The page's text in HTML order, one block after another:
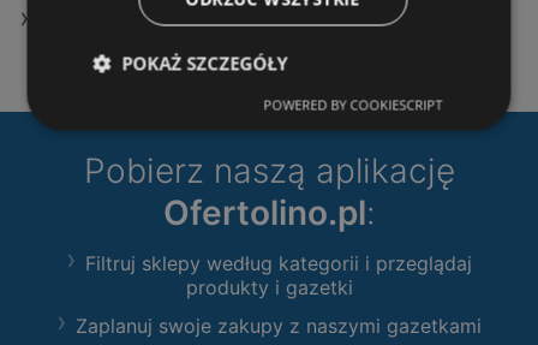
Oferty Gram Market
Pobierz naszą aplikację
Ofertolino.pl:
Filtruj sklepy według kategorii i przeglądaj
produkty i gazetki
Zaplanuj swoje zakupy z naszymi gazetkami
POKAŻ SZCZEGÓŁY
POWERED BY COOKIESCRIPT